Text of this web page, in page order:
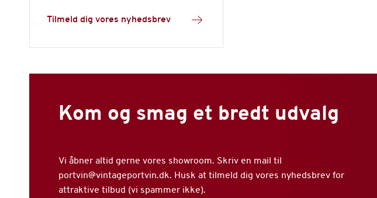
Tilmeld dig vores nyhedsbrev
Kom og smag et bredt udvalg
Vi åbner altid gerne vores showroom. Skriv en mail til
portvin@vintageportvin.dk. Husk at tilmeld dig vores nyhedsbrev for
attraktive tilbud (vi spammer ikke).